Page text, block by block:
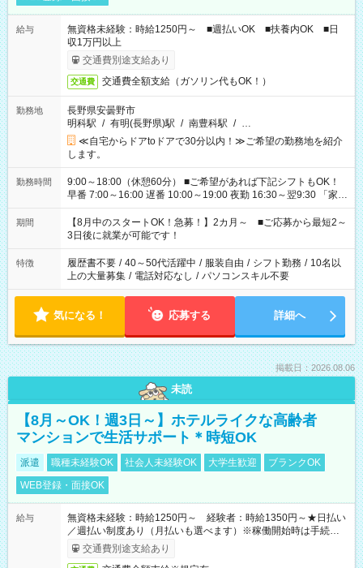
給与
無資格未経験：時給1250円～ ■週払いOK ■扶養内OK ■日
収1万円以上
交通費別途支給あり
交通費 交通費全額支給（ガソリン代もOK！）
勤務地
長野県安曇野市
明科駅 / 有明(長野県)駅 / 南豊科駅 / …
≪自宅からドアtoドアで30分以内！≫ご希望の勤務地を紹介
します。
勤務時間
9:00～18:00（休憩60分） ■ご希望があれば下記シフトもOK！
早番 7:00～16:00 遅番 10:00～19:00 夜勤 16:30～翌9:30 「家族
と休みを合わせたい」 「余裕を持って夕飯の準備がしたい」
「できれば残業はしたくない」 など、ご希望を教えてください
ね。 ※Wワーク希望の方へ 今ご覧のお仕事で希望する勤務時間
と、もう1つのお仕事の勤務時間。 合計で週40時間を超える場
合は応募できません。
期間
【8月中のスタートOK！急募！】2カ月～ ■ご応募から最短2～
3日後に就業が可能です！
特徴 履歴書不要 / 40～50代活躍中 / 服装自由 / シフト勤務 / 10名以
上の大量募集 / 電話対応なし / パソコンスキル不要
気になる！ 応募する 詳細へ
掲載日：2026.08.06
未読
【8月～OK！週3日～】ホテルライクな高齢者
マンションで生活サポート＊時短OK
派遣 職種未経験OK 社会人未経験OK 大学生歓迎
ブランクOK
WEB登録・面接OK
給与
無資格未経験：時給1250円～ 経験者：時給1350円～★日払い
／週払い制度あり（月払いも選べます）※稼働開始時は手続き完
了次第のお支払いとなります。
交通費別途支給あり